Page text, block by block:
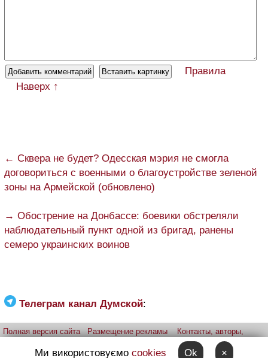
Правила
Наверх ↑
← Сквера не будет? Одесская мэрия не смогла
договориться с военными о благоустройстве зеленой
зоны на Армейской (обновлено)
→ Обострение на Донбассе: боевики обстреляли
наблюдательный пункт одной из бригад, ранены
семеро украинских воинов
Телеграм канал Думской:
Полная версия сайта Размещение рекламы
Контакты, авторы,
iPhone
Ми використовуємо cookies Ok ×